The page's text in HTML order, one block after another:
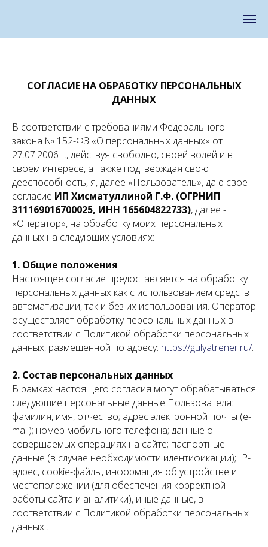
СОГЛАСИЕ НА ОБРАБОТКУ ПЕРСОНАЛЬНЫХ
ДАННЫХ
В соответствии с требованиями Федерального
закона № 152-ФЗ «О персональных данных» от
27.07.2006 г., действуя свободно, своей волей и в
своём интересе, а также подтверждая свою
дееспособность, я, далее «Пользователь», даю своё
согласие ИП Хисматуллиной Г.Ф. (ОГРНИП
311169016700025, ИНН 165604822733), далее -
«Оператор», на обработку моих персональных
данных на следующих условиях:
1. Общие положения
Настоящее согласие предоставляется на обработку
персональных данных как с использованием средств
автоматизации, так и без их использования. Оператор
осуществляет обработку персональных данных в
соответствии с Политикой обработки персональных
данных, размещённой по адресу: https://gulyatrener.ru/.
2. Состав персональных данных
В рамках настоящего согласия могут обрабатываться
следующие персональные данные Пользователя:
фамилия, имя, отчество; адрес электронной почты (e-
mail); номер мобильного телефона; данные о
совершаемых операциях на сайте; паспортные
данные (в случае необходимости идентификации); IP-
адрес, cookie-файлы, информация об устройстве и
местоположении (для обеспечения корректной
работы сайта и аналитики), иные данные, в
соответствии с Политикой обработки персональных
данных .